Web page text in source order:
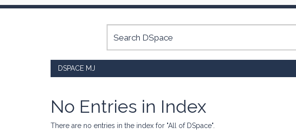
DSPACE MJ
No Entries in Index
There are no entries in the index for "All of DSpace".